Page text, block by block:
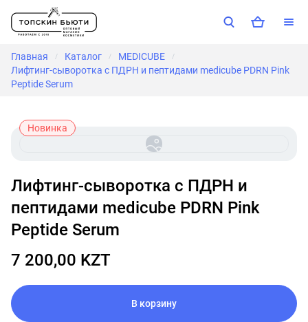
Главная / Каталог / MEDICUBE /
Лифтинг-сыворотка с ПДРН и пептидами medicube PDRN Pink
Peptide Serum
Новинка
Лифтинг-сыворотка с ПДРН и
пептидами medicube PDRN Pink
Peptide Serum
7 200,00 KZT
В корзину